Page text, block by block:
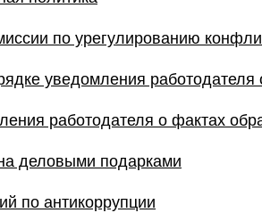
по урегулированию
уведомления работодателя
работодателя о фактах
деловыми подарками
по антикоррупции